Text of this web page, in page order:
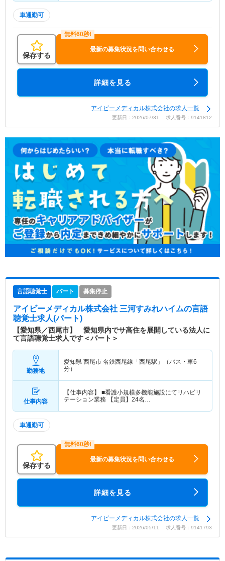
車通勤可
保存する
最新の募集状況を問い合わせる
詳細を見る
アイビーメディカル株式会社の求人一覧
更新日：2026/07/31 求人番号：9141812
言語聴覚士 パート 募集停止
アイビーメディカル株式会社 三河すみれハイムの言語
聴覚士求人(パート)
【愛知県／西尾市】 愛知県内でサ高住を展開している法人に
て言語聴覚士求人です＜パート＞
勤務地
愛知県 西尾市 名鉄西尾線「西尾駅」（バス・車6
分）
仕事内容
【仕事内容】 ■看護小規模多機能施設にてリハビリ
テーション業務 【定員】24名…
車通勤可
保存する
最新の募集状況を問い合わせる
詳細を見る
アイビーメディカル株式会社の求人一覧
更新日：2026/05/11 求人番号：9141793